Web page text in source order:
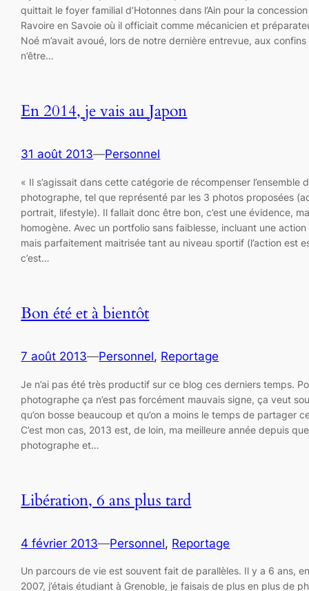
quittait le foyer familial d’Hotonnes dans l’Ain pour la
Ravoire en Savoie où il officiait comme mécanicien et
Noé m’avait avoué, lors de notre dernière entrevue, aux confins
n’être…
En 2014, je vais au Japon
31 août 2013—Personnel
« Il s’agissait dans cette catégorie de récompenser l’ensemble
photographe, tel que représenté par les 3 photos proposées
portrait, lifestyle). Il fallait donc être bon, c’est une évidence,
homogène. Avec un portfolio sans faiblesse, incluant une
mais parfaitement maitrisée tant au niveau sportif (l’action est
c’est…
Bon été et à bientôt
7 août 2013—Personnel, Reportage
Je n’ai pas été très productif sur ce blog ces derniers temps.
photographe ça n’est pas forcément mauvais signe, ça veut
qu’on bosse beaucoup et qu’on a moins le temps de partager
C’est mon cas, 2013 est, de loin, ma meilleure année depuis
photographe et…
Libération, 6 ans plus tard
4 février 2013—Personnel, Reportage
Un parcours de vie est souvent fait de parallèles. Il y a 6 ans,
2007, j’étais étudiant à Grenoble, je faisais de plus en plus de